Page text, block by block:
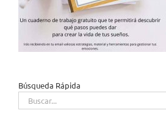
Búsqueda Rápida
Buscar: